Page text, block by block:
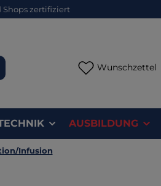
Shops zertifiziert
Wunschzettel
AUSBILDUNG
Infusion